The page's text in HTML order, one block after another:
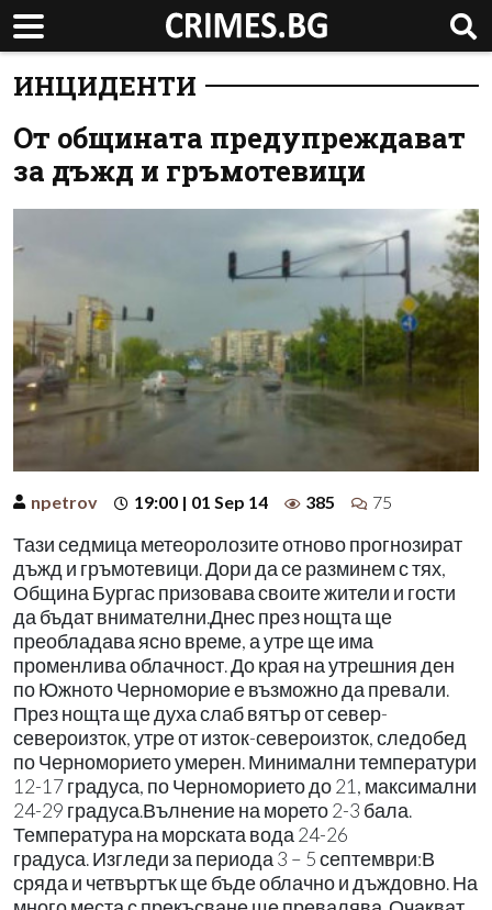
ИНЦИДЕНТИ
От общината предупреждават
за дъжд и гръмотевици
npetrov 19:00 | 01 Sep 14 385 75
Тази седмица метеоролозите отново прогнозират
дъжд и гръмотевици. Дори да се разминем с тях,
Община Бургас призовава своите жители и гости
да бъдат внимателни.Днес през нощта ще
преобладава ясно време, а утре ще има
променлива облачност. До края на утрешния ден
по Южното Черноморие е възможно да превали.
През нощта ще духа слаб вятър от север-
североизток, утре от изток-североизток, следобед
по Черноморието умерен. Минимални температури
12-17 градуса, по Черноморието до 21, максимални
24-29 градуса.Вълнение на морето 2-3 бала.
Температура на морската вода 24-26
градуса. Изгледи за периода 3 – 5 септември:В
сряда и четвъртък ще бъде облачно и дъждовно. На